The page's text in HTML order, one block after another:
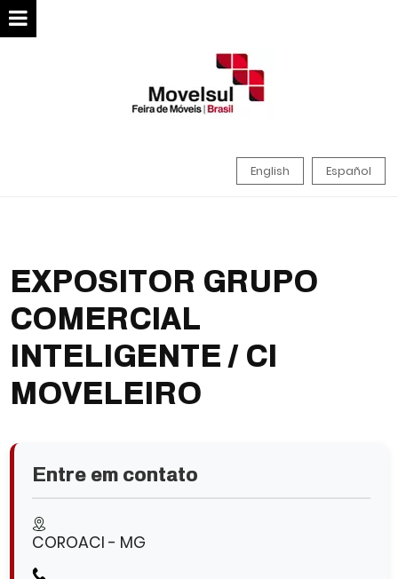
English Español
EXPOSITOR GRUPO
COMERCIAL
INTELIGENTE / CI
MOVELEIRO
Entre em contato
COROACI - MG